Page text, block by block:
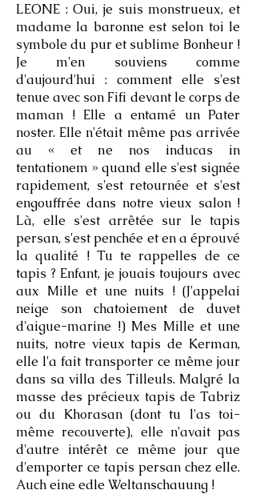
LEONE : Oui, je suis monstrueux, et
madame la baronne est selon toi le
symbole du pur et sublime Bonheur !
Je m'en souviens comme
d'aujourd'hui : comment elle s'est
tenue avec son Fifi devant le corps de
maman ! Elle a entamé un Pater
noster. Elle n'était même pas arrivée
au « et ne nos inducas in
tentationem » quand elle s'est signée
rapidement, s'est retournée et s'est
engouffrée dans notre vieux salon !
Là, elle s'est arrêtée sur le tapis
persan, s'est penchée et en a éprouvé
la qualité ! Tu te rappelles de ce
tapis ? Enfant, je jouais toujours avec
aux Mille et une nuits ! (J'appelai
neige son chatoiement de duvet
d'aigue-marine !) Mes Mille et une
nuits, notre vieux tapis de Kerman,
elle l'a fait transporter ce même jour
dans sa villa des Tilleuls. Malgré la
masse des précieux tapis de Tabriz
ou du Khorasan (dont tu l'as toi-
même recouverte), elle n'avait pas
d'autre intérêt ce même jour que
d'emporter ce tapis persan chez elle.
Auch eine edle Weltanschauung !